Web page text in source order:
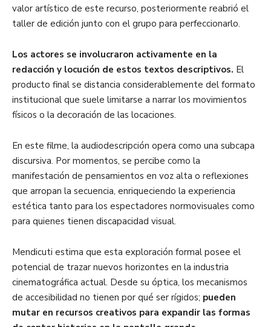
valor artístico de este recurso, posteriormente reabrió el
taller de edición junto con el grupo para perfeccionarlo.
Los actores se involucraron activamente en la
redacción y locución de estos textos descriptivos. El
producto final se distancia considerablemente del formato
institucional que suele limitarse a narrar los movimientos
físicos o la decoración de las locaciones.
En este filme, la audiodescripción opera como una subcapa
discursiva. Por momentos, se percibe como la
manifestación de pensamientos en voz alta o reflexiones
que arropan la secuencia, enriqueciendo la experiencia
estética tanto para los espectadores normovisuales como
para quienes tienen discapacidad visual.
Mendicuti estima que esta exploración formal posee el
potencial de trazar nuevos horizontes en la industria
cinematográfica actual. Desde su óptica, los mecanismos
de accesibilidad no tienen por qué ser rígidos; pueden
mutar en recursos creativos para expandir las formas